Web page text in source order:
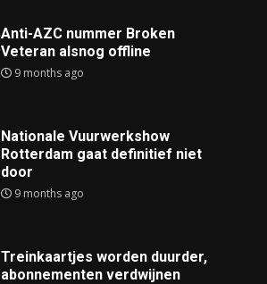
Anti-AZC nummer Broken
Veteran alsnog offline
9 months ago
Nationale Vuurwerkshow
Rotterdam gaat definitief niet
door
9 months ago
Treinkaartjes worden duurder,
abonnementen verdwijnen